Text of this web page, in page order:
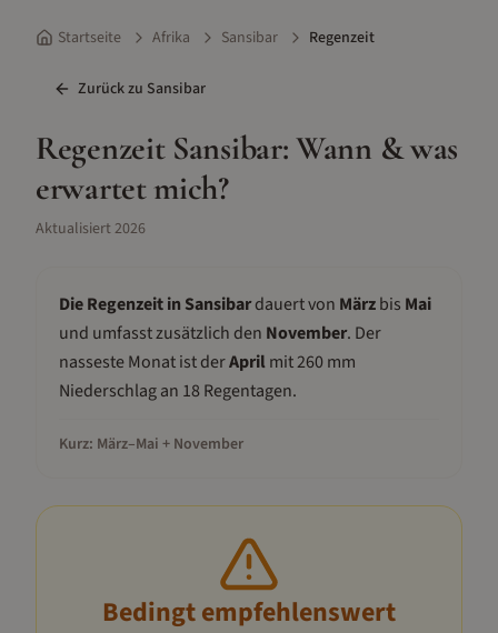
Startseite Afrika Sansibar Regenzeit
Zurück zu Sansibar
Regenzeit Sansibar: Wann & was
erwartet mich?
Aktualisiert2026
Die Regenzeit in Sansibardauert von Märzbis Mai
und umfasst zusätzlich den November. Der
nasseste Monat ist derAprilmit260mm
Niederschlag an 18Regentagen.
Kurz: März–Mai + November
Bedingt empfehlenswert